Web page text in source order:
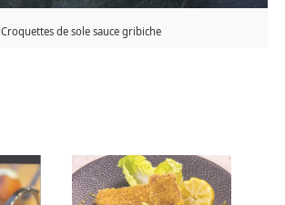
Croquettes de sole sauce gribiche